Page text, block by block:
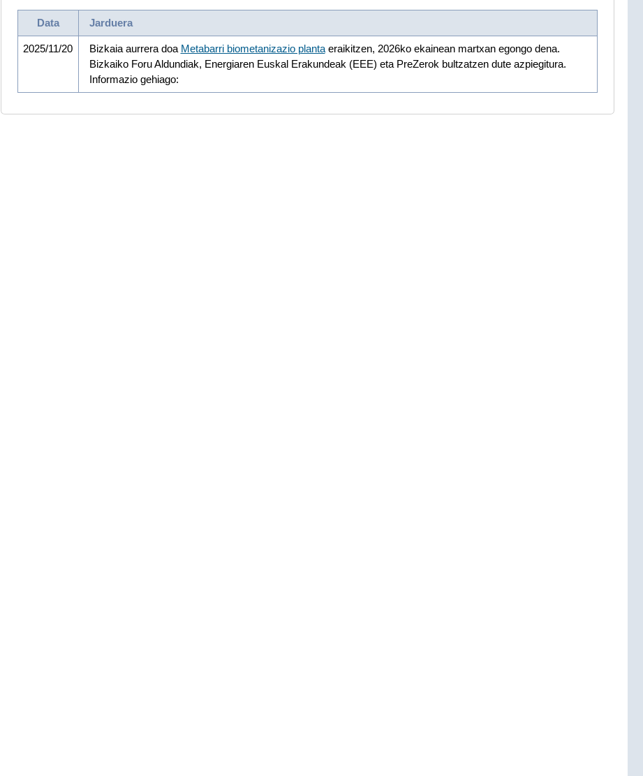
Data Jarduera
2025/11/20 Bizkaia aurrera doa Metabarri biometanizazio plantaeraikitzen, 2026ko ekainean martxan egongo dena.
Bizkaiko Foru Aldundiak, Energiaren Euskal Erakundeak (EEE) eta PreZerok bultzatzen dute azpiegitura.
Informazio gehiago: